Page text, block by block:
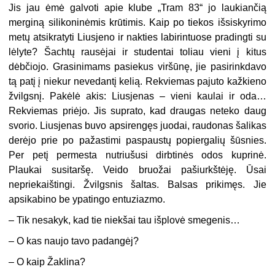
Jis jau ėmė galvoti apie klube „Tram 83“ jo laukiančią
merginą silikoninėmis krūtimis. Kaip po tiekos išsiskyrimo
metų atsikratyti Liusjeno ir nakties labirintuose pradingti su
lėlyte? Šachtų rausėjai ir studentai toliau vieni į kitus
dėbčiojo. Grasinimams pasiekus viršūnę, jie pasirinkdavo
tą patį į niekur nevedantį kelią. Rekviemas pajuto kažkieno
žvilgsnį. Pakėlė akis: Liusjenas – vieni kaulai ir oda…
Rekviemas priėjo. Jis suprato, kad draugas neteko daug
svorio. Liusjenas buvo apsirengęs juodai, raudonas šalikas
derėjo prie po pažastimi paspaustų popiergalių šūsnies.
Per petį permesta nutriušusi dirbtinės odos kuprinė.
Plaukai susitaršę. Veido bruožai pašiurkštėję. Ūsai
nepriekaištingi. Žvilgsnis šaltas. Balsas prikimęs. Jie
apsikabino be ypatingo entuziazmo.
– Tik nesakyk, kad tie niekšai tau išplovė smegenis…
– O kas naujo tavo padangėj?
– O kaip Žaklina?